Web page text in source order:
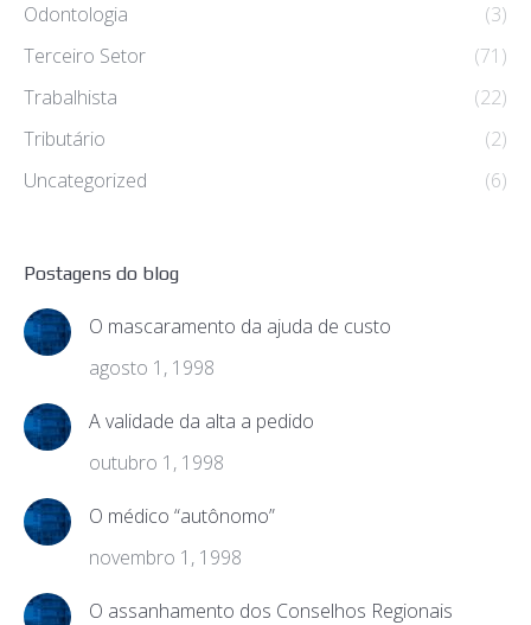
Odontologia
(3)
Terceiro Setor
(71)
Trabalhista
(22)
Tributário
(2)
Uncategorized
(6)
Postagens do blog
O mascaramento da ajuda de custo
agosto 1, 1998
A validade da alta a pedido
outubro 1, 1998
O médico “autônomo”
novembro 1, 1998
O assanhamento dos Conselhos Regionais